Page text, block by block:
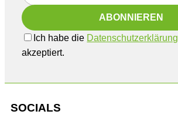
Ich habe die Datenschutzerklärung
akzeptiert.
SOCIALS